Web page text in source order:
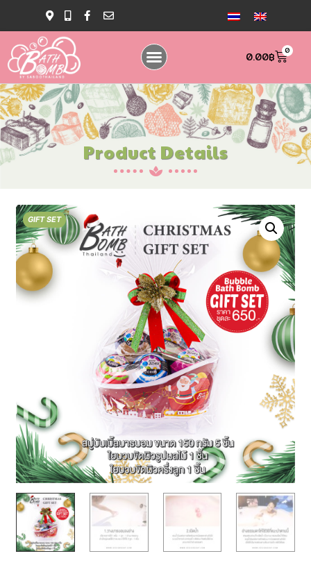
0.00฿ 0
Product Details
GIFT SET